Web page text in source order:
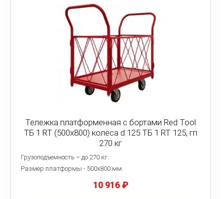
Тележка платформенная с бортами Red Tool
ТБ 1 RT (500x800) колёса d 125 ТБ 1 RT 125, гп
270 кг
Грузоподъемность – до 270 кг.
Размер платформы - 500х800 мм.
10 916 ₽